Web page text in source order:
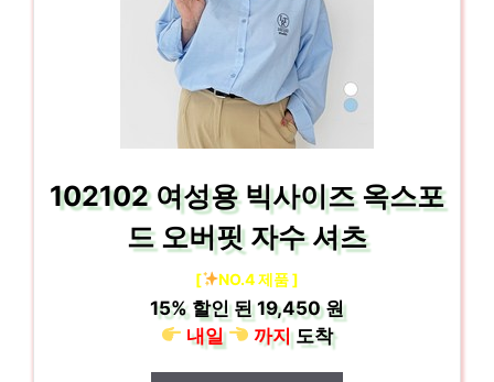
102102 여성용 빅사이즈 옥스포
드 오버핏 자수 셔츠
[ NO.4 제품 ]
15% 할인 된19,450 원
내일
까지도착